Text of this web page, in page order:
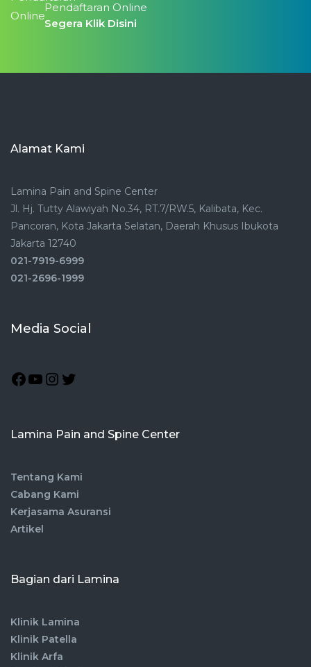
Pendaftaran Online
Segera Klik Disini
Alamat Kami
Lamina Pain and Spine Center
Jl. Hj. Tutty Alawiyah No.34, RT.7/RW.5, Kalibata, Kec.
Pancoran, Kota Jakarta Selatan, Daerah Khusus Ibukota
Jakarta 12740
021-7919-6999
021-2696-1999
Media Social
Lamina Pain and Spine Center
Tentang Kami
Cabang Kami
Kerjasama Asuransi
Artikel
Bagian dari Lamina
Klinik Lamina
Klinik Patella
Klinik Arfa